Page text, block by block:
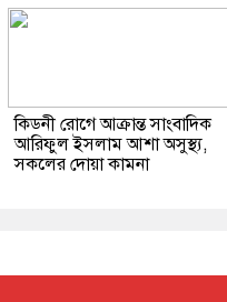
কিডনী রোগে আক্রান্ত সাংবাদিক
আরিফুল ইসলাম আশা অসুস্থ্য,
সকলের দোয়া কামনা